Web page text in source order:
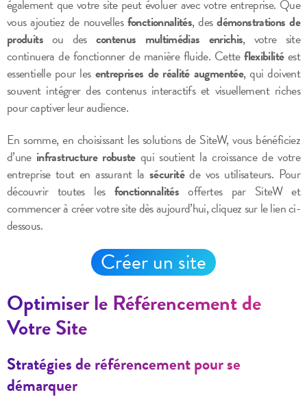
également que votre site peut évoluer avec votre entreprise. Que
vous ajoutiez de nouvellesfonctionnalités, desdémonstrations de
produitsou des contenus multimédias enrichis, votre site
continuera de fonctionner de manière fluide. Cetteflexibilitéest
essentielle pour les entreprises de réalité augmentée, qui doivent
souvent intégrer des contenus interactifs et visuellement riches
pour captiver leur audience.
En somme, en choisissant les solutions de SiteW, vous bénéficiez
d’une infrastructure robustequi soutient la croissance de votre
entreprise tout en assurant lasécuritéde vos utilisateurs. Pour
découvrir toutes les fonctionnalités offertes par SiteW et
commencer à créer votre site dès aujourd’hui, cliquez sur le lien ci-
dessous.
Créer un site
Optimiser le Référencement de
Votre Site
Stratégies de référencement pour se
démarquer